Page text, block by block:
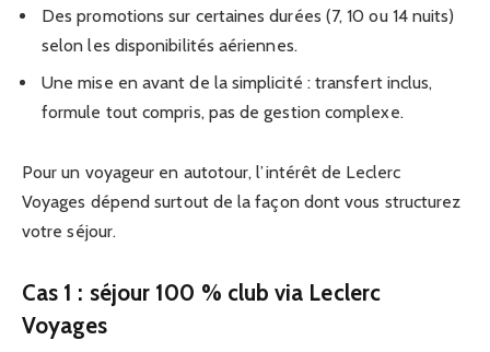
Des promotions sur certaines durées (7, 10 ou 14 nuits)
selon les disponibilités aériennes.
Une mise en avant de la simplicité : transfert inclus,
formule tout compris, pas de gestion complexe.
Pour un voyageur en autotour, l’intérêt de Leclerc
Voyages dépend surtout de la façon dont vous structurez
votre séjour.
Cas 1 : séjour 100 % club via Leclerc
Voyages